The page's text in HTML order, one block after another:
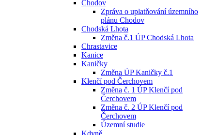
Chodov
Zpráva o uplatňování územního
plánu Chodov
Chodská Lhota
Změna č.1 ÚP Chodská Lhota
Chrastavice
Kanice
Kaničky
Změna ÚP Kaničky č.1
Klenčí pod Čerchovem
Změna č. 1 ÚP Klenčí pod
Čerchovem
Změna č. 2 ÚP Klenčí pod
Čerchovem
Územní studie
Kdyně